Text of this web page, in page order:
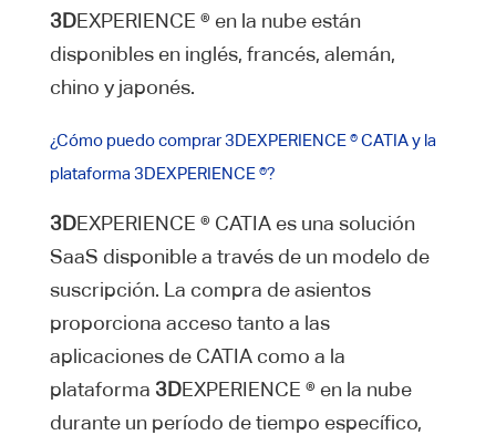
3DEXPERIENCE ® en la nube están
disponibles en inglés, francés, alemán,
chino y japonés.
¿Cómo puedo comprar 3DEXPERIENCE ® CATIA y la
plataforma 3DEXPERIENCE ®?
3DEXPERIENCE ® CATIA es una solución
SaaS disponible a través de un modelo de
suscripción. La compra de asientos
proporciona acceso tanto a las
aplicaciones de CATIA como a la
plataforma 3DEXPERIENCE ® en la nube
durante un período de tiempo específico,